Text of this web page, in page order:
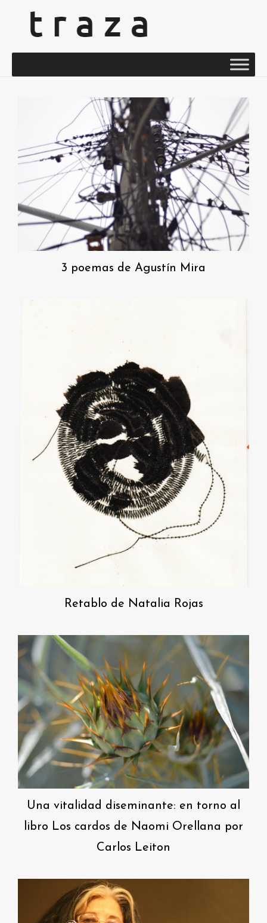
3 poemas de Agustín Mira
Retablo de Natalia Rojas
Una vitalidad diseminante: en torno al
libro Los cardos de Naomi Orellana por
Carlos Leiton